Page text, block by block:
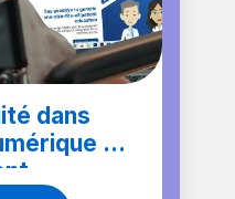
dans
du